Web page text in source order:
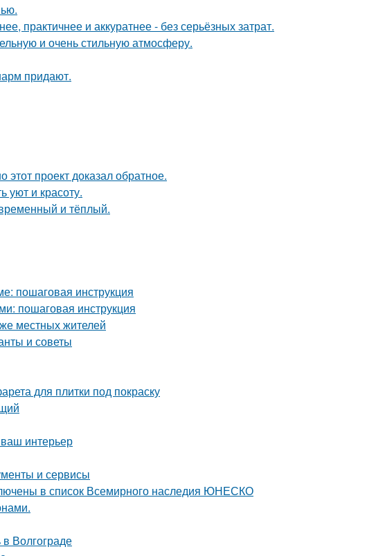
практичнее и аккуратнее - без серьёзных затрат.
и очень стильную атмосферу.
придают.
этот проект доказал обратное.
уют и красоту.
и тёплый.
пошаговая инструкция
пошаговая инструкция
местных жителей
и советы
для плитки под покраску
интерьер
и сервисы
в список Всемирного наследия ЮНЕСКО
Волгограде